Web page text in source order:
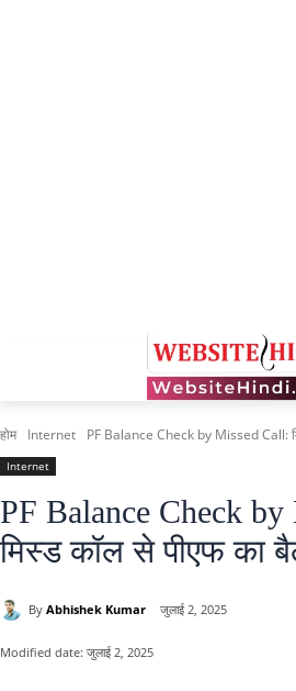
होम Internet PF Balance Check by Missed Call:
Internet
PF Balance Check
मिस्ड कॉल से पीएफ का
By Abhishek Kumar जुलाई 2, 2025
Modified date: जुलाई 2, 2025